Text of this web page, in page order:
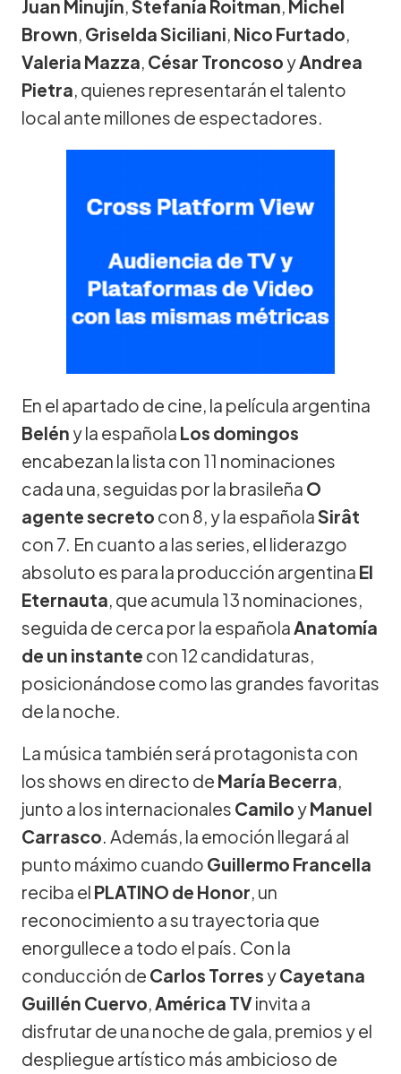
Juan Minujín, Stefanía Roitman, Michel
Brown, Griselda Siciliani, Nico Furtado,
Valeria Mazza, César Troncoso yAndrea
Pietra, quienes representarán el talento
local ante millones de espectadores.
En el apartado de cine, la película argentina
Belén y la española Los domingos
encabezan la lista con 11 nominaciones
cada una, seguidas por la brasileña O
agente secreto con 8, y la españolaSirât
con 7. En cuanto a las series, el liderazgo
absoluto es para la producción argentina El
Eternauta, que acumula 13 nominaciones,
seguida de cerca por la española Anatomía
de un instante con 12 candidaturas,
posicionándose como las grandes favoritas
de la noche.
La música también será protagonista con
los shows en directo de María Becerra,
junto a los internacionales Camilo yManuel
Carrasco. Además, la emoción llegará al
punto máximo cuando Guillermo Francella
reciba el PLATINO de Honor, un
reconocimiento a su trayectoria que
enorgullece a todo el país. Con la
conducción de Carlos Torres yCayetana
Guillén Cuervo, América TVinvita a
disfrutar de una noche de gala, premios y el
despliegue artístico más ambicioso de